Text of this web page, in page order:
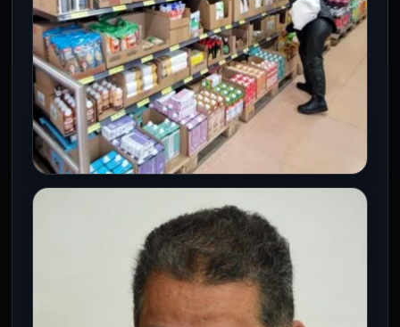
Así impacta en tu bolsillo la llegada
de Tiendas 3B a Polanco
Tiendas 3B entra a Polanco con formato
gourmet y precios bajos. La expansión del